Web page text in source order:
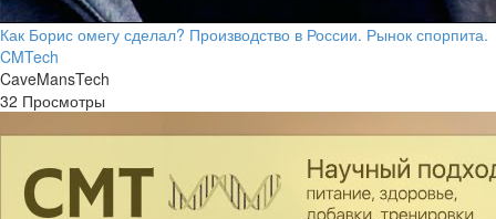
Как Борис омегу сделал? Производство в России. Рынок спорпита.
CMTech
CaveMansTech
32 Просмотры